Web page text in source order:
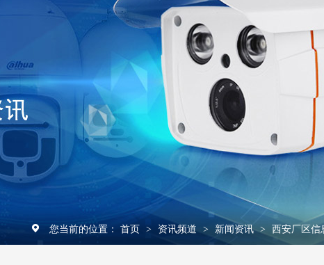
您当前的位置： 首页 > 资讯频道 > 新闻资讯 > 西安厂区信